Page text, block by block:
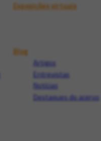
Exposições virtuais
Blog
Artigos
Entrevistas
Notícias
Destaques do acervo